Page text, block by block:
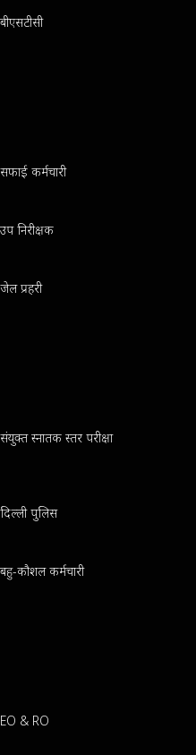
बीएसटीसी
सफाई कर्मचारी
उप निरीक्षक
जेल प्रहरी
संयुक्त स्नातक स्तर परीक्षा
दिल्ली पुलिस
बहु-कौशल कर्मचारी
EO & RO